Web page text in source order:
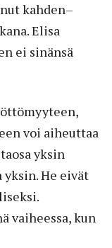
kahden–
Elisa
ei sinänsä
voi aiheuttaa
yksin
yksin. He eivät
vaiheessa, kun